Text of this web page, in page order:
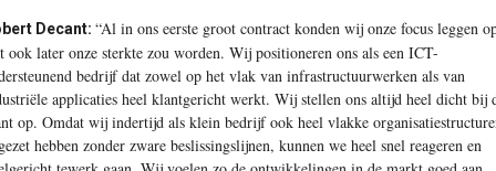
Decant: “Al in ons eerste groot contract konden wij onze focus leggen
ook later onze sterkte zou worden. Wij positioneren ons als een ICT-
bedrijf dat zowel op het vlak van infrastructuurwerken als van
applicaties heel klantgericht werkt. Wij stellen ons altijd heel dicht bij
op. Omdat wij indertijd als klein bedrijf ook heel vlakke
hebben zonder zware beslissingslijnen, kunnen we heel snel reageren en